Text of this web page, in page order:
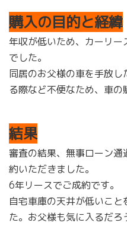
購入の目的と経緯
年収が低いため、カーリ
でした。
同居のお父様の車を手放
る際など不便なため、車の
結果
審査の結果、無事ローン
約いただきました。
6年リースでご成約です。
自宅車庫の天井が低いこ
た。お父様も気に入るだ